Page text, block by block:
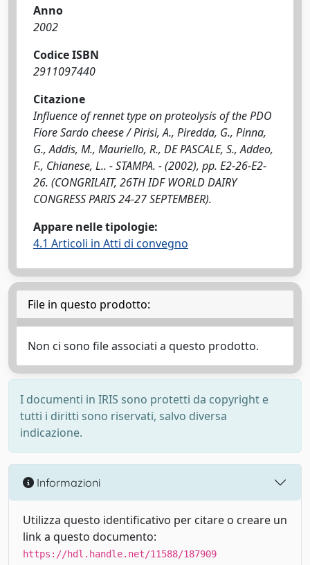
Anno
2002
Codice ISBN
2911097440
Citazione
Influence of rennet type on proteolysis of the PDO
Fiore Sardo cheese / Pirisi, A., Piredda, G., Pinna,
G., Addis, M., Mauriello, R., DE PASCALE, S., Addeo,
F., Chianese, L.. - STAMPA. - (2002), pp. E2-26-E2-
26. (CONGRILAIT, 26TH IDF WORLD DAIRY
CONGRESS PARIS 24-27 SEPTEMBER).
Appare nelle tipologie:
4.1 Articoli in Atti di convegno
File in questo prodotto:
Non ci sono file associati a questo prodotto.
I documenti in IRIS sono protetti da copyright e
tutti i diritti sono riservati, salvo diversa
indicazione.
Informazioni
Utilizza questo identificativo per citare o creare un
link a questo documento:
https://hdl.handle.net/11588/187909